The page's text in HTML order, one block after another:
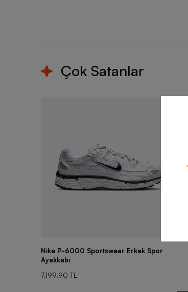
Çok Satanlar
Nike P-6000 Sportswear Erkek Spor
Ayakkabı
7.199,90 TL